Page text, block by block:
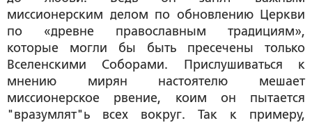
миссионерским делом по обновлению Церкви
по «древне православным традициям»,
которые могли бы быть пресечены только
Вселенскими Соборами. Прислушиваться к
мнению мирян настоятелю мешает
миссионерское рвение, коим он пытается
"вразумлят"ь всех вокруг. Так к примеру,